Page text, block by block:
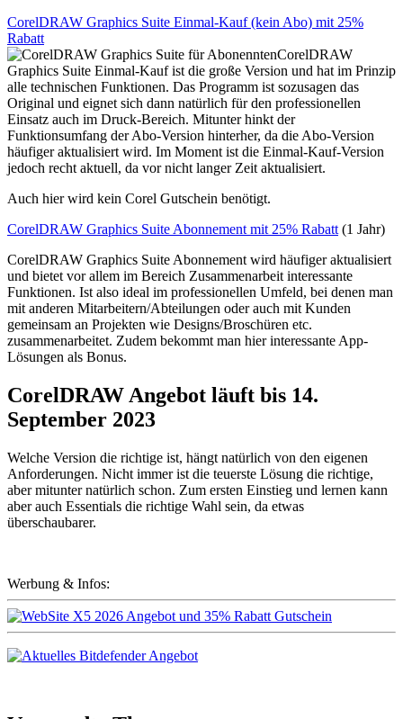
CorelDRAW Graphics Suite Einmal-Kauf (kein Abo) mit 25%
Rabatt
CorelDRAW
Graphics Suite Einmal-Kauf ist die große Version und hat im Prinzip
alle technischen Funktionen. Das Programm ist sozusagen das
Original und eignet sich dann natürlich für den professionellen
Einsatz auch im Druck-Bereich. Mitunter hinkt der
Funktionsumfang der Abo-Version hinterher, da die Abo-Version
häufiger aktualisiert wird. Im Moment ist die Einmal-Kauf-Version
jedoch recht aktuell, da vor nicht langer Zeit aktualisiert.
Auch hier wird kein Corel Gutschein benötigt.
CorelDRAW Graphics Suite Abonnement mit 25% Rabatt (1 Jahr)
CorelDRAW Graphics Suite Abonnement wird häufiger aktualisiert
und bietet vor allem im Bereich Zusammenarbeit interessante
Funktionen. Ist also ideal im professionellen Umfeld, bei denen man
mit anderen Mitarbeitern/Abteilungen oder auch mit Kunden
gemeinsam an Projekten wie Designs/Broschüren etc.
zusammenarbeitet. Zudem bekommt man hier interessante App-
Lösungen als Bonus.
CorelDRAW Angebot läuft bis 14.
September 2023
Welche Version die richtige ist, hängt natürlich von den eigenen
Anforderungen. Nicht immer ist die teuerste Lösung die richtige,
aber mitunter natürlich schon. Zum ersten Einstieg und lernen kann
aber auch Essentials die richtige Wahl sein, da etwas
überschaubarer.
Werbung & Infos: